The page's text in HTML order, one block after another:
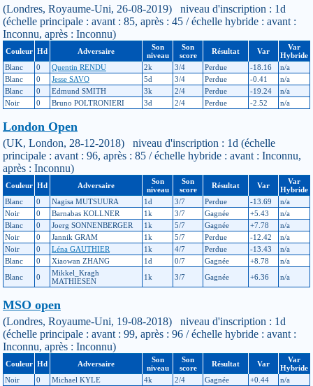
(Londres, Royaume-Uni, 26-08-2019) niveau d'inscription : 1d
(échelle principale : avant : 85, après : 45 / échelle hybride : avant :
Inconnu, après : Inconnu)
Couleur Hd Adversaire
Son
niveau
Son
score
Résultat Var
Var
Hybride
Blanc
0 Quentin RENDU 2k 3/4 Perdue -18.16
n/a
Blanc
0 Jesse SAVO 5d 3/4 Perdue -0.41
n/a
Blanc
0 Edmund SMITH 3k 2/4 Perdue -19.24
n/a
Noir
0 Bruno POLTRONIERI 3d 2/4 Perdue -2.52 n/a
London Open
(UK, London, 28-12-2018) niveau d'inscription : 1d (échelle
principale : avant : 96, après : 85 / échelle hybride : avant : Inconnu,
après : Inconnu)
Couleur Hd Adversaire
Son
niveau
Son
score
Résultat Var
Var
Hybride
Blanc
0 Nagisa MUTSUURA 1d 3/7 Perdue -13.69
n/a
Noir
0 Barnabas KOLLNER 1k 3/7 Gagnée +5.43
n/a
Blanc
0 Joerg SONNENBERGER 1k 5/7 Gagnée +7.78
n/a
Noir
0 Jannik GRAM 1k 5/7 Perdue -12.42
n/a
Noir
0 Léna GAUTHIER 1k 4/7 Perdue -13.43
n/a
Blanc
0 Xiaowan ZHANG 1d 0/7 Gagnée +8.78
n/a
Blanc
0
Mikkel_Kragh
MATHIESEN
1k 3/7 Gagnée +6.36 n/a
MSO open
(Londres, Royaume-Uni, 19-08-2018) niveau d'inscription : 1d
(échelle principale : avant : 99, après : 96 / échelle hybride : avant :
Inconnu, après : Inconnu)
Couleur Hd Adversaire
Son
niveau
Son
score
Résultat Var
Var
Hybride
Noir
0 Michael KYLE 4k 2/4 Gagnée +0.44
n/a